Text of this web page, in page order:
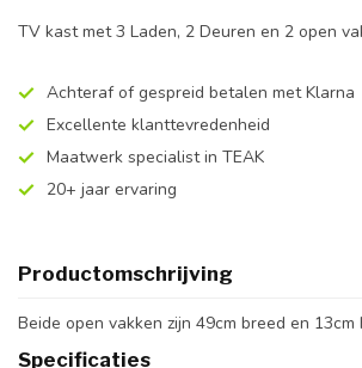
TV kast met 3 Laden, 2 Deuren en 2 open
Achteraf of gespreid betalen met Klarna
Excellente klanttevredenheid
Maatwerk specialist in TEAK
20+ jaar ervaring
Productomschrijving
Beide open vakken zijn 49cm breed en 13cm
Specificaties